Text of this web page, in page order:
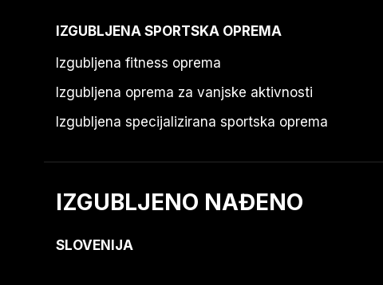
IZGUBLJENA SPORTSKA OPREMA
Izgubljena fitness oprema
Izgubljena oprema za vanjske aktivnosti
Izgubljena specijalizirana sportska oprema
IZGUBLJENO NAĐENO
SLOVENIJA